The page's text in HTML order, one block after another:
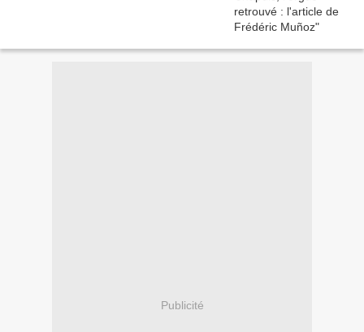
Publicité